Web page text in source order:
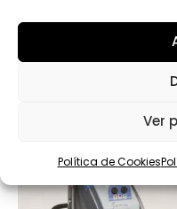
Ver
Política de Cookies
Productos